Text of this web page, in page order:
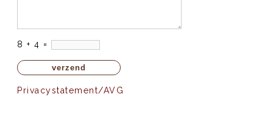
8 + 4 =
Privacystatement/AVG